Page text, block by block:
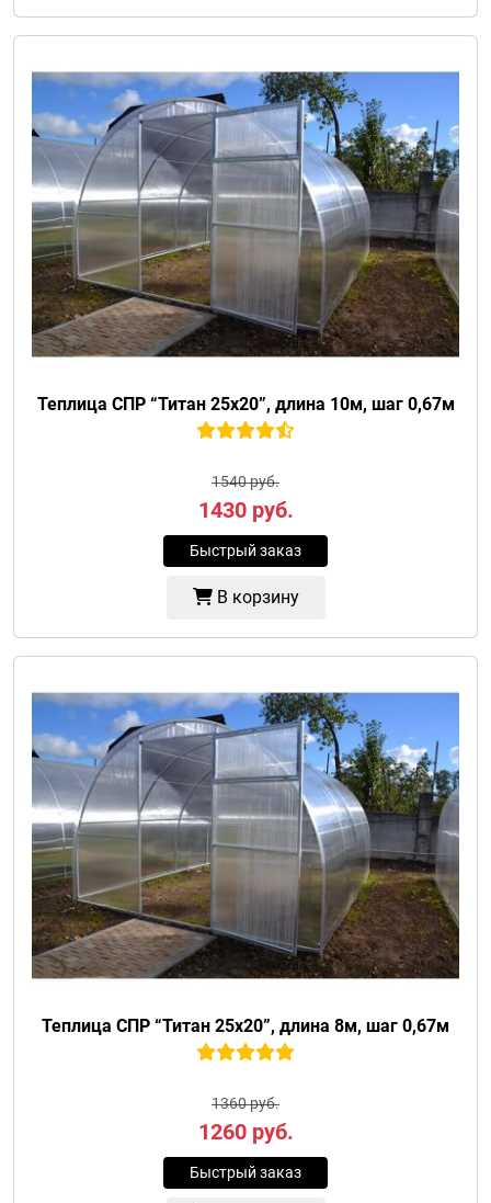
Теплица СПР “Титан 25х20”, длина 10м, шаг 0,67м
1540 руб.
1430руб.
Быстрый заказ
В корзину
Теплица СПР “Титан 25х20”, длина 8м, шаг 0,67м
1360 руб.
1260руб.
Быстрый заказ